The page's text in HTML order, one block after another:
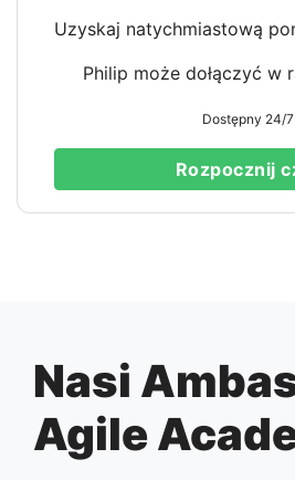
Uzyskaj natychmiastową
Philip może dołączyć w
Dostępny 24/7
Rozpocznij
Nasi
Agile